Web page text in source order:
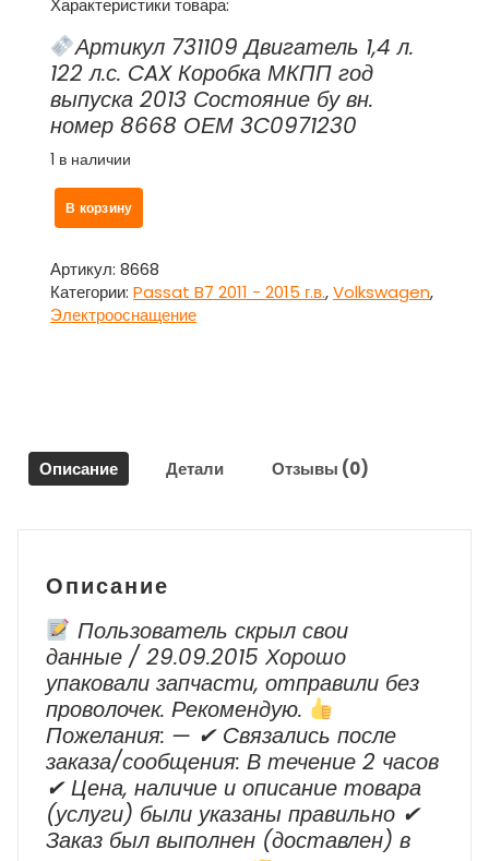
Характеристики товара:
Артикул 731109 Двигатель 1,4 л.
122 л.с. CAX Коробка МКПП год
выпуска 2013 Состояние бу вн.
номер 8668 ОЕМ 3C0971230
1 в наличии
Количество
товара
-
коса
подкапотная
Пассат
Б7
В корзину
Артикул: 8668
Категории: Passat B7 2011 - 2015 г.в.,Volkswagen,
Электрооснащение
Описание Детали Отзывы (0)
Описание
Пользователь скрыл свои
данные / 29.09.2015 Хорошо
упаковали запчасти, отправили без
проволочек. Рекомендую.
Пожелания: — ✔ Cвязались после
заказа/сообщения: В течение 2 часов
✔ Цена, наличие и описание товара
(услуги) были указаны правильно ✔
Заказ был выполнен (доставлен) в